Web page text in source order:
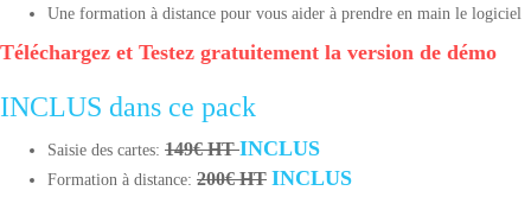
Une formation à distance pour vous aider à prendre en main le logiciel
Téléchargez et Testez gratuitement la version de démo
INCLUS dans ce pack
Saisie des cartes: 149€ HTINCLUS
Formation à distance: 200€ HT INCLUS